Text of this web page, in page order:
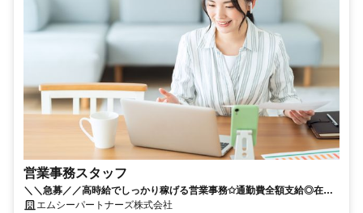
営業事務スタッフ
＼＼急募／／高時給でしっかり稼げる営業事務✩通勤費全額支給◎在宅
可能!!エムシーパートナーズ株式会社